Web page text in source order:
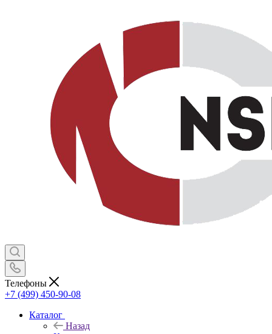
Телефоны
+7 (499) 450-90-08
Каталог
Назад